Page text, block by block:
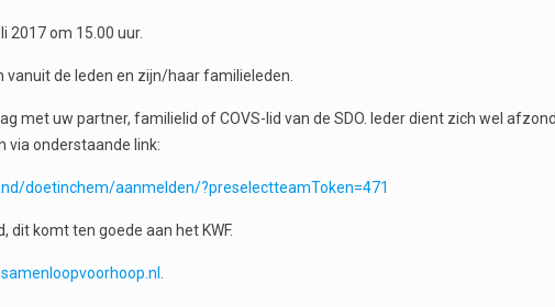
2017 om 15.00 uur.
vanuit de leden en zijn/haar familieleden.
met uw partner, familielid of COVS-lid van de SDO. Ieder dient zich wel
via onderstaande link:
doetinchem/aanmelden/?preselectteamToken=471
dit komt ten goede aan het KWF.